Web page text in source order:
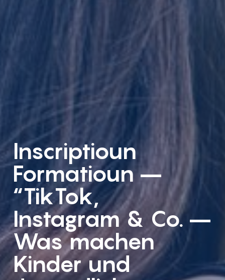
Inscriptioun
Formatioun –
“TikTok,
Instagram & Co. –
Was machen
Kinder und